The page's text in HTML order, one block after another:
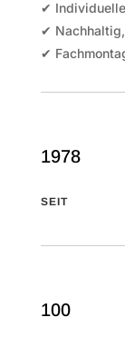
✔ Individuelle
✔
✔
1978
SEIT
100